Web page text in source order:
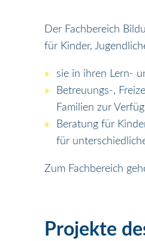
Der Fachbereich
für Kinder,
sie in ihren Lern-
Betreuungs-,
Familien zur
Beratung für
für
Zum Fachbereich
Projekte